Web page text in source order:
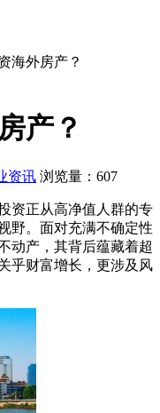
海外房产？
产？
资讯 浏览量：607
资正从高净值人群的专
野。面对充满不确定性
动产，其背后蕴藏着超
乎财富增长，更涉及风